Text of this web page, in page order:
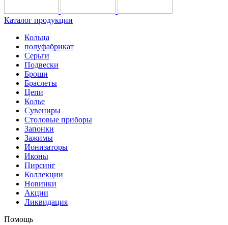
Каталог продукции
Кольца
полуфабрикат
Серьги
Подвески
Броши
Браслеты
Цепи
Колье
Сувениры
Столовые приборы
Запонки
Зажимы
Ионизаторы
Иконы
Пирсинг
Коллекции
Новинки
Акции
Ликвидация
Помощь